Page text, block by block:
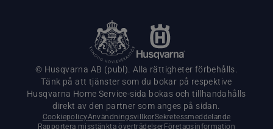
© Husqvarna AB (publ). Alla rättigheter förbehålls.
Tänk på att tjänster som du bokar på respektive
Husqvarna Home Service-sida bokas och tillhandahålls
direkt av den partner som anges på sidan.
CookiepolicyAnvändningsvillkorSekretessmeddelande
Rapportera misstänkta överträdelserFöretagsinformation